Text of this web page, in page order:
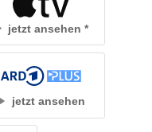
jetzt ansehen
jetzt ansehen